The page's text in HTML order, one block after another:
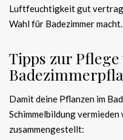
Luftfeuchtigkeit gut
Wahl für Badezimmer macht.
Tipps zur Pflege
Damit deine Pflanzen im
Schimmelbildung
zusammengestellt: